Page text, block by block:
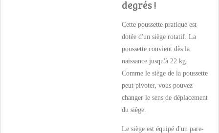
degrés !
Cette poussette pratique est
dotée d'un siège rotatif. La
poussette convient dès la
naissance jusqu'à 22 kg.
Comme le siège de la poussette
peut pivoter, vous pouvez
changer le sens de déplacement
du siège.
Le siège est équipé d'un pare-